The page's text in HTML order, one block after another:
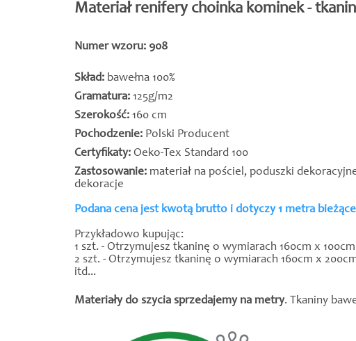
Materiał renifery choinka kominek -
Numer wzoru: 908
Skład: bawełna 100%
Gramatura: 125g/m2
Szerokość: 160 cm
Pochodzenie: Polski Producent
Certyfikaty: Oeko-Tex Standard 100
Zastosowanie: materiał na pościel, poduszki
dekoracje
Podana cena jest kwotą brutto i dotyczy 1 metra
Przykładowo kupując:
1 szt. - Otrzymujesz tkaninę o wymiarach 160cm x 100cm
2 szt. - Otrzymujesz tkaninę o wymiarach 160cm x
itd...
Materiały do szycia sprzedajemy na metry. Tkaniny